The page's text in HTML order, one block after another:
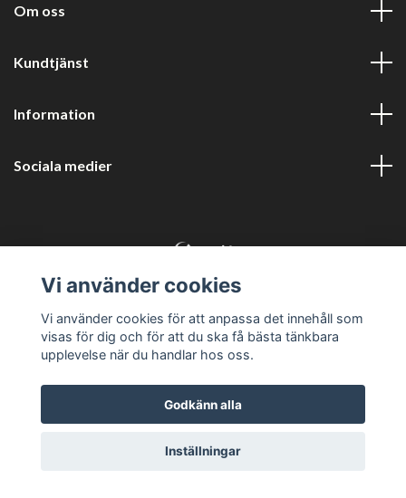
Om oss
Kundtjänst
Information
Sociala medier
© 2026 Harlyckans kuriosa och retro
Vi använder cookies
Vi använder cookies för att anpassa det innehåll som
visas för dig och för att du ska få bästa tänkbara
upplevelse när du handlar hos oss.
Godkänn alla
Inställningar